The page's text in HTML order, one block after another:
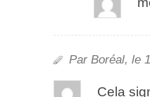
Par Boréal, le
Clea